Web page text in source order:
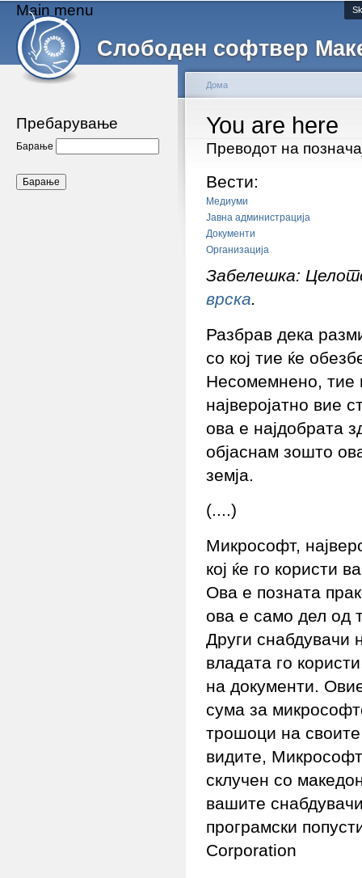
Слободен софтвер
Main menu
Пребарување
Барање
You are here
Дома
Преводот на
Вести:
Медиуми
Јавна администрација
Документи
Организација
Забелешка:
врска.
Разбрав дека
со кој тие ќе
Несомемнено, тие
најверојатно вие
ова е најдобрата
објаснам зошто
земја.
(....)
Микрософт,
кој ќе го користи
Ова е позната
ова е само дел од
Други снабдувачи
владата го
на документи.
сума за
трошоци на
видите,
склучен со
вашите
програмски
Corporation